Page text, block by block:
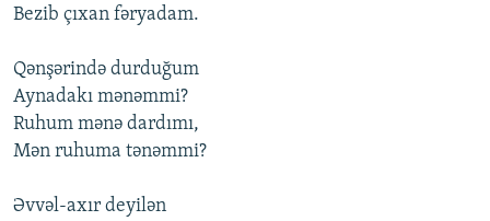
Bezib çıxan fəryadam.
Qənşərində durduğum
Aynadakı mənəmmi?
Ruhum mənə dardımı,
Mən ruhuma tənəmmi?
Əvvəl-axır deyilən